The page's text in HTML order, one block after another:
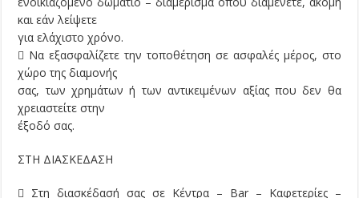
και εάν λείψετε
για ελάχιστο χρόνο.
 Να εξασφαλίζετε την τοποθέτηση σε ασφαλές μέρος, στο
χώρο της διαμονής
σας, των χρημάτων ή των αντικειμένων αξίας που δεν θα
χρειαστείτε στην
έξοδό σας.
ΣΤΗ ΔΙΑΣΚΕΔΑΣΗ
 Στη διασκέδασή σας σε Κέντρα – Bar – Καφετερίες –